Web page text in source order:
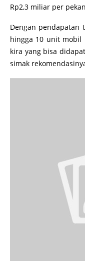
Rp2,3 miliar per
Dengan pendapatan
hingga 10 unit mobil
kira yang bisa
simak